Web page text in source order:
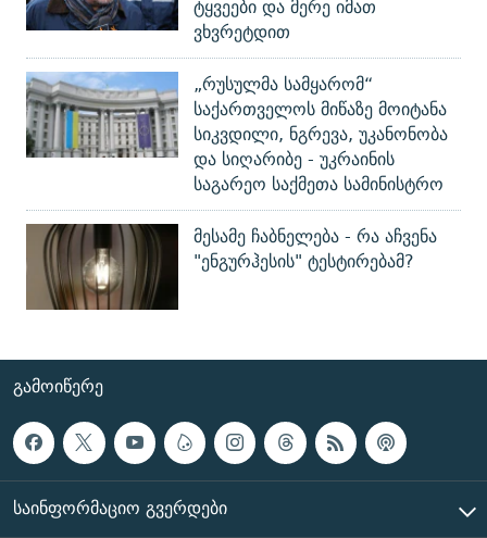
ტყვეები და მერე იმათ
ვხვრეტდით
„რუსულმა სამყარომ“
საქართველოს მიწაზე მოიტანა
სიკვდილი, ნგრევა, უკანონობა
და სიღარიბე - უკრაინის
საგარეო საქმეთა სამინისტრო
მესამე ჩაბნელება - რა აჩვენა
"ენგურჰესის" ტესტირებამ?
ᲒᲐᲛᲝᲘᲬᲔᲠᲔ
ᲡᲐᲘᲜᲤᲝᲠᲛᲐᲪᲘᲝ ᲒᲕᲔᲠᲓᲔᲑᲘ